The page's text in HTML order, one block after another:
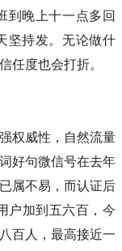
到晚上十一点多回
坚持发。无论做什
任度也会打折。
权威性，自然流量
好句微信号在去年
属不易，而认证后
户加到五六百，今
百人，最高接近一